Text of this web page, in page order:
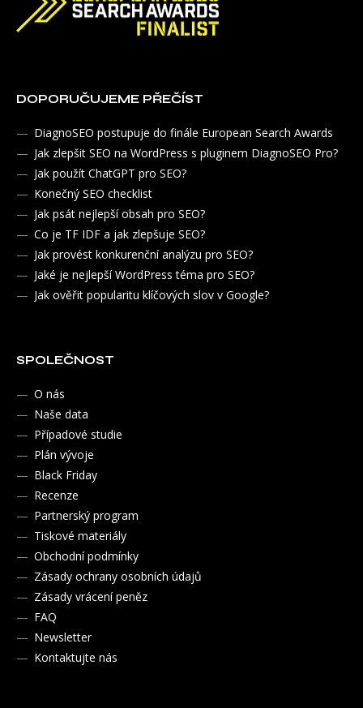
DOPORUČUJEME PŘEČÍST
DiagnoSEO postupuje do finále European Search Awards
Jak zlepšit SEO na WordPress s pluginem DiagnoSEO Pro?
Jak použít ChatGPT pro SEO?
Konečný SEO checklist
Jak psát nejlepší obsah pro SEO?
Co je TF IDF a jak zlepšuje SEO?
Jak provést konkurenční analýzu pro SEO?
Jaké je nejlepší WordPress téma pro SEO?
Jak ověřit popularitu klíčových slov v Google?
SPOLEČNOST
O nás
Naše data
Případové studie
Plán vývoje
Black Friday
Recenze
Partnerský program
Tiskové materiály
Obchodní podmínky
Zásady ochrany osobních údajů
Zásady vrácení peněz
FAQ
Newsletter
Kontaktujte nás